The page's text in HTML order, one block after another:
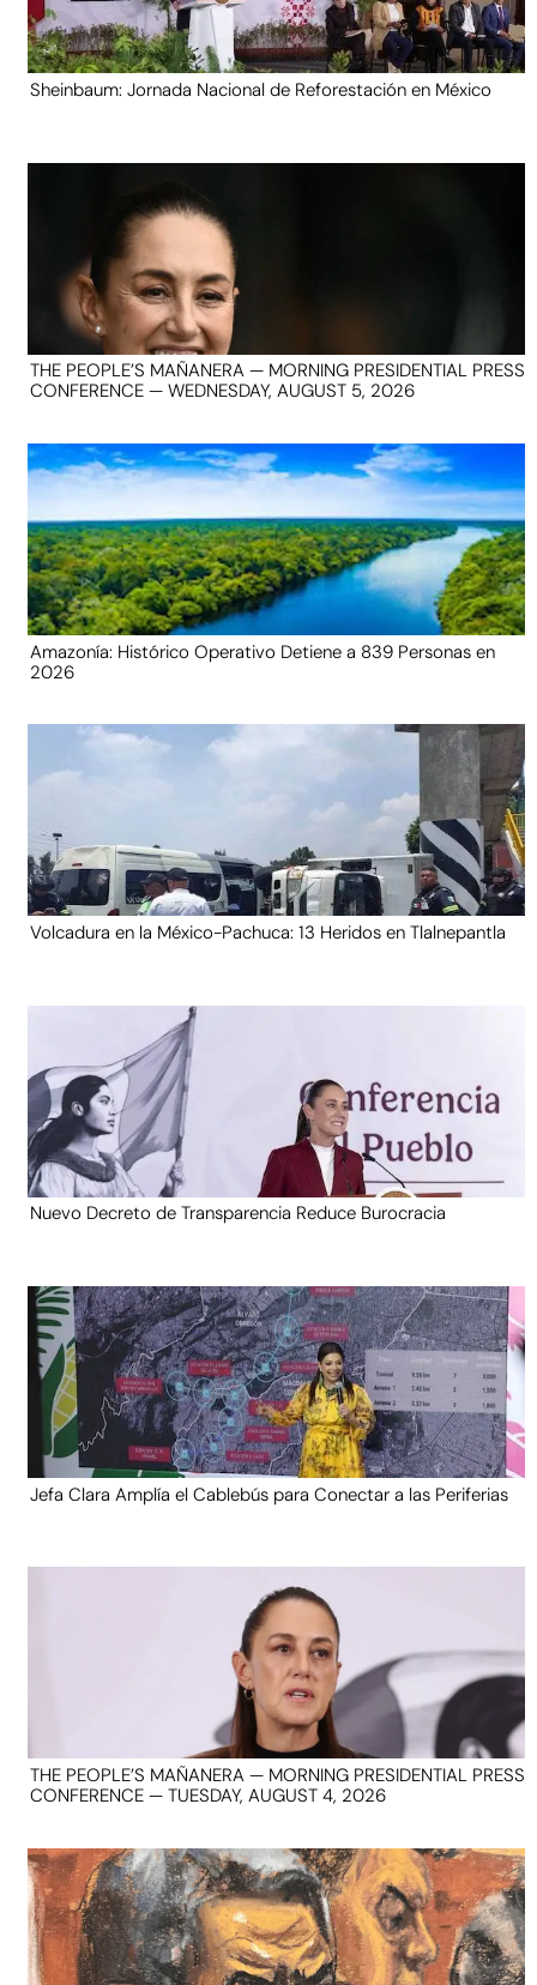
Sheinbaum: Jornada Nacional de Reforestación en México
THE PEOPLE’S MAÑANERA — MORNING PRESIDENTIAL PRESS
CONFERENCE — WEDNESDAY, AUGUST 5, 2026
Amazonía: Histórico Operativo Detiene a 839 Personas en
2026
Volcadura en la México-Pachuca: 13 Heridos en Tlalnepantla
Nuevo Decreto de Transparencia Reduce Burocracia
Jefa Clara Amplía el Cablebús para Conectar a las Periferias
THE PEOPLE’S MAÑANERA — MORNING PRESIDENTIAL PRESS
CONFERENCE — TUESDAY, AUGUST 4, 2026